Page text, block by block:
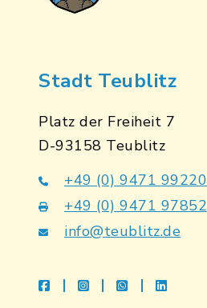
Stadt Teublitz
Platz der Freiheit 7
D-93158 Teublitz
+49 (0) 9471 99220
+49 (0) 9471 97852
info@teublitz.de
facebookinstagramwhatsapplinkedin